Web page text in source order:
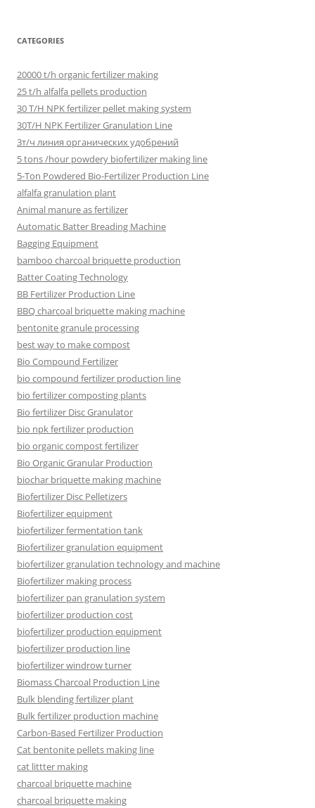
CATEGORIES
20000 t/h organic fertilizer making
25 t/h alfalfa pellets production
30 T/H NPK fertilizer pellet making system
30T/H NPK Fertilizer Granulation Line
3т/ч линия органических удобрений
5 tons /hour powdery biofertilizer making line
5-Ton Powdered Bio-Fertilizer Production Line
alfalfa granulation plant
Animal manure as fertilizer
Automatic Batter Breading Machine
Bagging Equipment
bamboo charcoal briquette production
Batter Coating Technology
BB Fertilizer Production Line
BBQ charcoal briquette making machine
bentonite granule processing
best way to make compost
Bio Compound Fertilizer
bio compound fertilizer production line
bio fertilizer composting plants
Bio fertilizer Disc Granulator
bio npk fertilizer production
bio organic compost fertilizer
Bio Organic Granular Production
biochar briquette making machine
Biofertilizer Disc Pelletizers
Biofertilizer equipment
biofertilizer fermentation tank
Biofertilizer granulation equipment
biofertilizer granulation technology and machine
Biofertilizer making process
biofertilizer pan granulation system
biofertilizer production cost
biofertilizer production equipment
biofertilizer production line
biofertilizer windrow turner
Biomass Charcoal Production Line
Bulk blending fertilizer plant
Bulk fertilizer production machine
Carbon-Based Fertilizer Production
Cat bentonite pellets making line
cat littter making
charcoal briquette machine
charcoal briquette making